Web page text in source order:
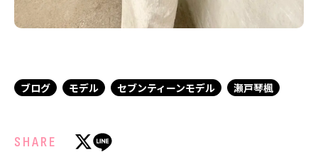
ブログ モデル セブンティーンモデル 瀬戸琴楓
SHARE